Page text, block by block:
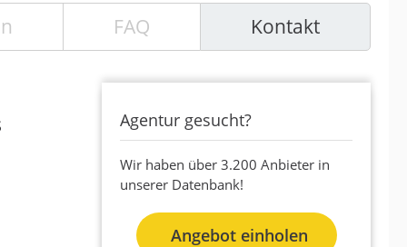
FAQ Kontakt
Agentur gesucht?
Wir haben über 3.200 Anbieter in
unserer Datenbank!
Angebot einholen